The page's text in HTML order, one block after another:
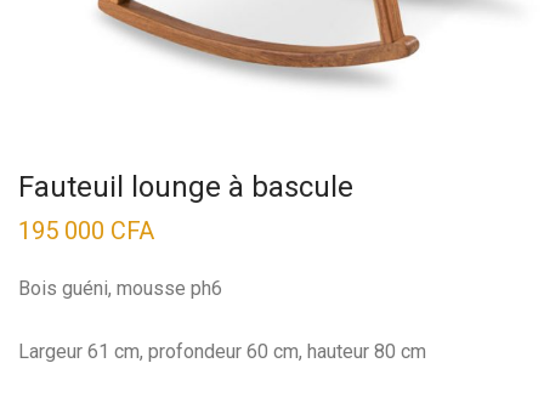
Fauteuil lounge à bascule
195 000 CFA
Bois guéni, mousse ph6
Largeur 61 cm, profondeur 60 cm, hauteur 80 cm